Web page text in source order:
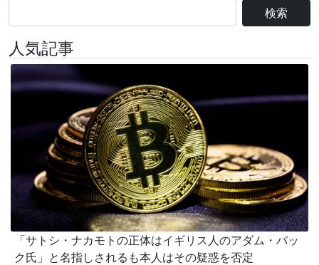
検索
人気記事
「サトシ・ナカモトの正体はイギリス人のアダム・バッ
ク氏」と名指しされるも本人はその疑惑を否定